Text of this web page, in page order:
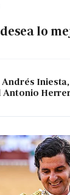
lo
Andrés
Antonio